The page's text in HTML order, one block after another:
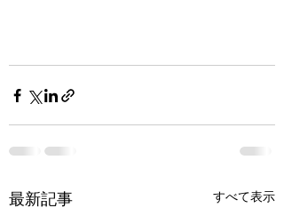
最新記事 すべて表示